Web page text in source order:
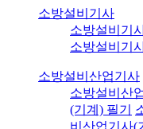
소방설비기사
소방설비기
소방설비기
소방설비산업기사
소방설비산
(기계) 필기